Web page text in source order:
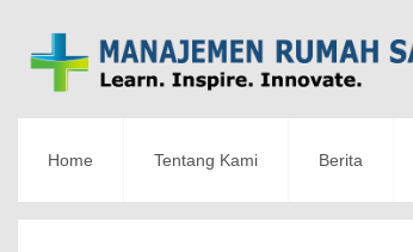
Home Tentang Kami Berita